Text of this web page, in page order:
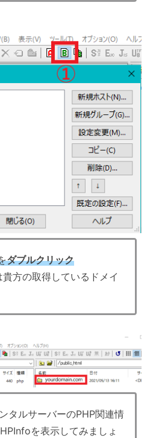
ダブルクリック
方の取得しているドメイ
タルサーバーのPHP関連情
を表示してみましょ